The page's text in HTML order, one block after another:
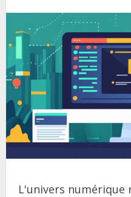
L'univers numérique